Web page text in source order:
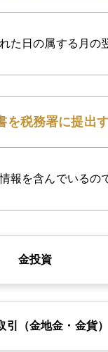
た日の属する月の
を税務署に提出
報を含んでいるの
金投資
引 （金地金・金貨）